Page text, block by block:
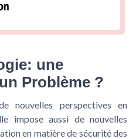
une
Problème ?
nouvelles perspectives en
impose aussi de nouvelles
en matière de sécurité des